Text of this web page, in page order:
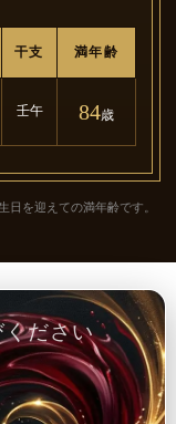
干支 満年齢
壬午 84歳
日を迎えての満年齢です。
ださい